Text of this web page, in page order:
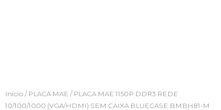
Início / PLACA MAE / PLACA MAE 1150P DDR3 REDE
10/100/1000 (VGA/HDMI) SEM CAIXA BLUECASE BMBH81-M